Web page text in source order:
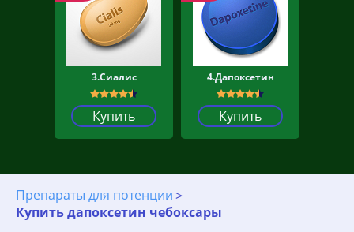
3.Сиалис
Купить
4.Дапоксетин
Купить
Препараты для потенции
Купить дапоксетин чебоксары